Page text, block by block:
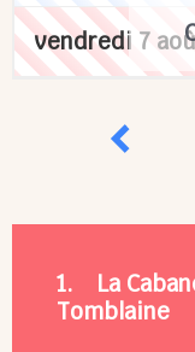
vendredi 7
1. La
Tomblaine